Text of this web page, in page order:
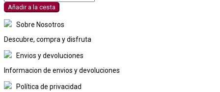
Añadir a la cesta
Sobre Nosotros
Descubre, compra y disfruta
Envios y devoluciones
Informacion de envios y devoluciones
Política de privacidad